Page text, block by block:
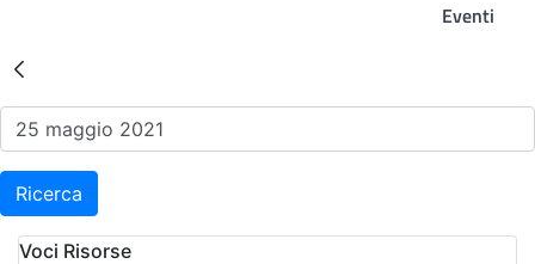
Eventi
Risultati della Ricerca -
Ricerca
Voci Risorse